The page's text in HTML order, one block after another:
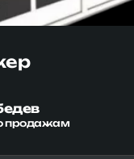
продажам